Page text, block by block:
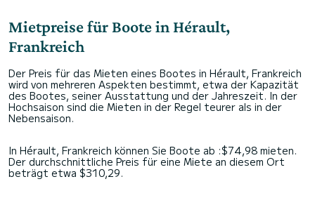
Mietpreise für Boote in Hérault,
Frankreich
Der Preis für das Mieten eines Bootes in Hérault, Frankreich
wird von mehreren Aspekten bestimmt, etwa der Kapazität
des Bootes, seiner Ausstattung und der Jahreszeit. In der
Hochsaison sind die Mieten in der Regel teurer als in der
Nebensaison.
In Hérault, Frankreich können Sie Boote ab :$74,98 mieten.
Der durchschnittliche Preis für eine Miete an diesem Ort
beträgt etwa $310,29.